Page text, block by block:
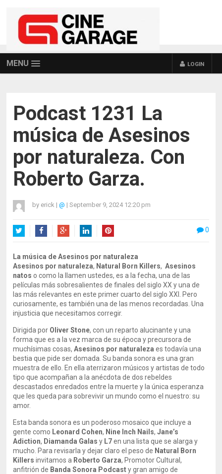
MENU LOGIN
Podcast 1231 La
música de Asesinos
por naturaleza. Con
Roberto Garza.
by erick | @ | September 9, 2024 12:20 pm
0
La música de Asesinos por naturaleza
Asesinos por naturaleza, Natural Born Killers,Asesinos
natos o como la llamen ustedes, es a la fecha, una de las
películas más sobresalientes de finales del siglo XX y una de
las más relevantes en este primer cuarto del siglo XXI. Pero
curiosamente, es también una de las menos recordadas. Una
injusticia que necesitamos corregir.
Dirigida por Oliver Stone, con un reparto alucinante y una
forma que es a la vez marca de su época y precursora de
muchísimas cosas,Asesinos por naturaleza es todavía una
bestia que pide ser domada. Su banda sonora es una gran
muestra de ello. En ella aterrizaron músicos y artistas de todo
tipo que acompañan a la anécdota de dos rebeldes
descastados enredados entre la muerte y la única esperanza
que les queda para sobrevivir un mundo como el nuestro: su
amor.
Esta banda sonora es un poderoso mosaico que incluye a
gente como Leonard Cohen, Nine Inch Nails,Jane’s
Adiction, Diamanda Galas y L7en una lista que se alarga y
mucho. Para revisarla y dejar claro el peso de Natural Born
Killers invitamos a Roberto Garza, Promotor Cultural,
anfitrión de Banda Sonora Podcasty gran amigo de